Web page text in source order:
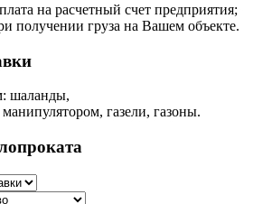
на расчетный счет предприятия;
получении груза на Вашем объекте.
шаланды,
газели, газоны.